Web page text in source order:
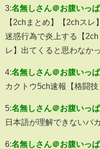
3:名無しさん＠お腹いっ
【2chまとめ】【2chス
迷惑行為で炎上する【
レ】出てくると思わなか
4:名無しさん＠お腹いっ
カクトウ5ch速報【格闘
5:名無しさん＠お腹いっ
日本語が理解できないバ
6:名無しさん＠お腹いっ